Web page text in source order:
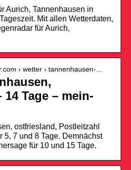
Aurich, Tannenhausen in
Mit allen Wetterdaten,
für Aurich,
› wetter › tannenhausen-…
Tage – mein-
ostfriesland, Postleitzahl
5, 7 und 8 Tage. Demnächst
für 10 und 15 Tage.